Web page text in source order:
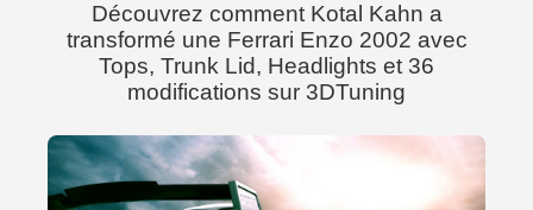
Découvrez comment Kotal Kahn a
transformé une Ferrari Enzo 2002 avec
Tops, Trunk Lid, Headlights et 36
modifications sur 3DTuning